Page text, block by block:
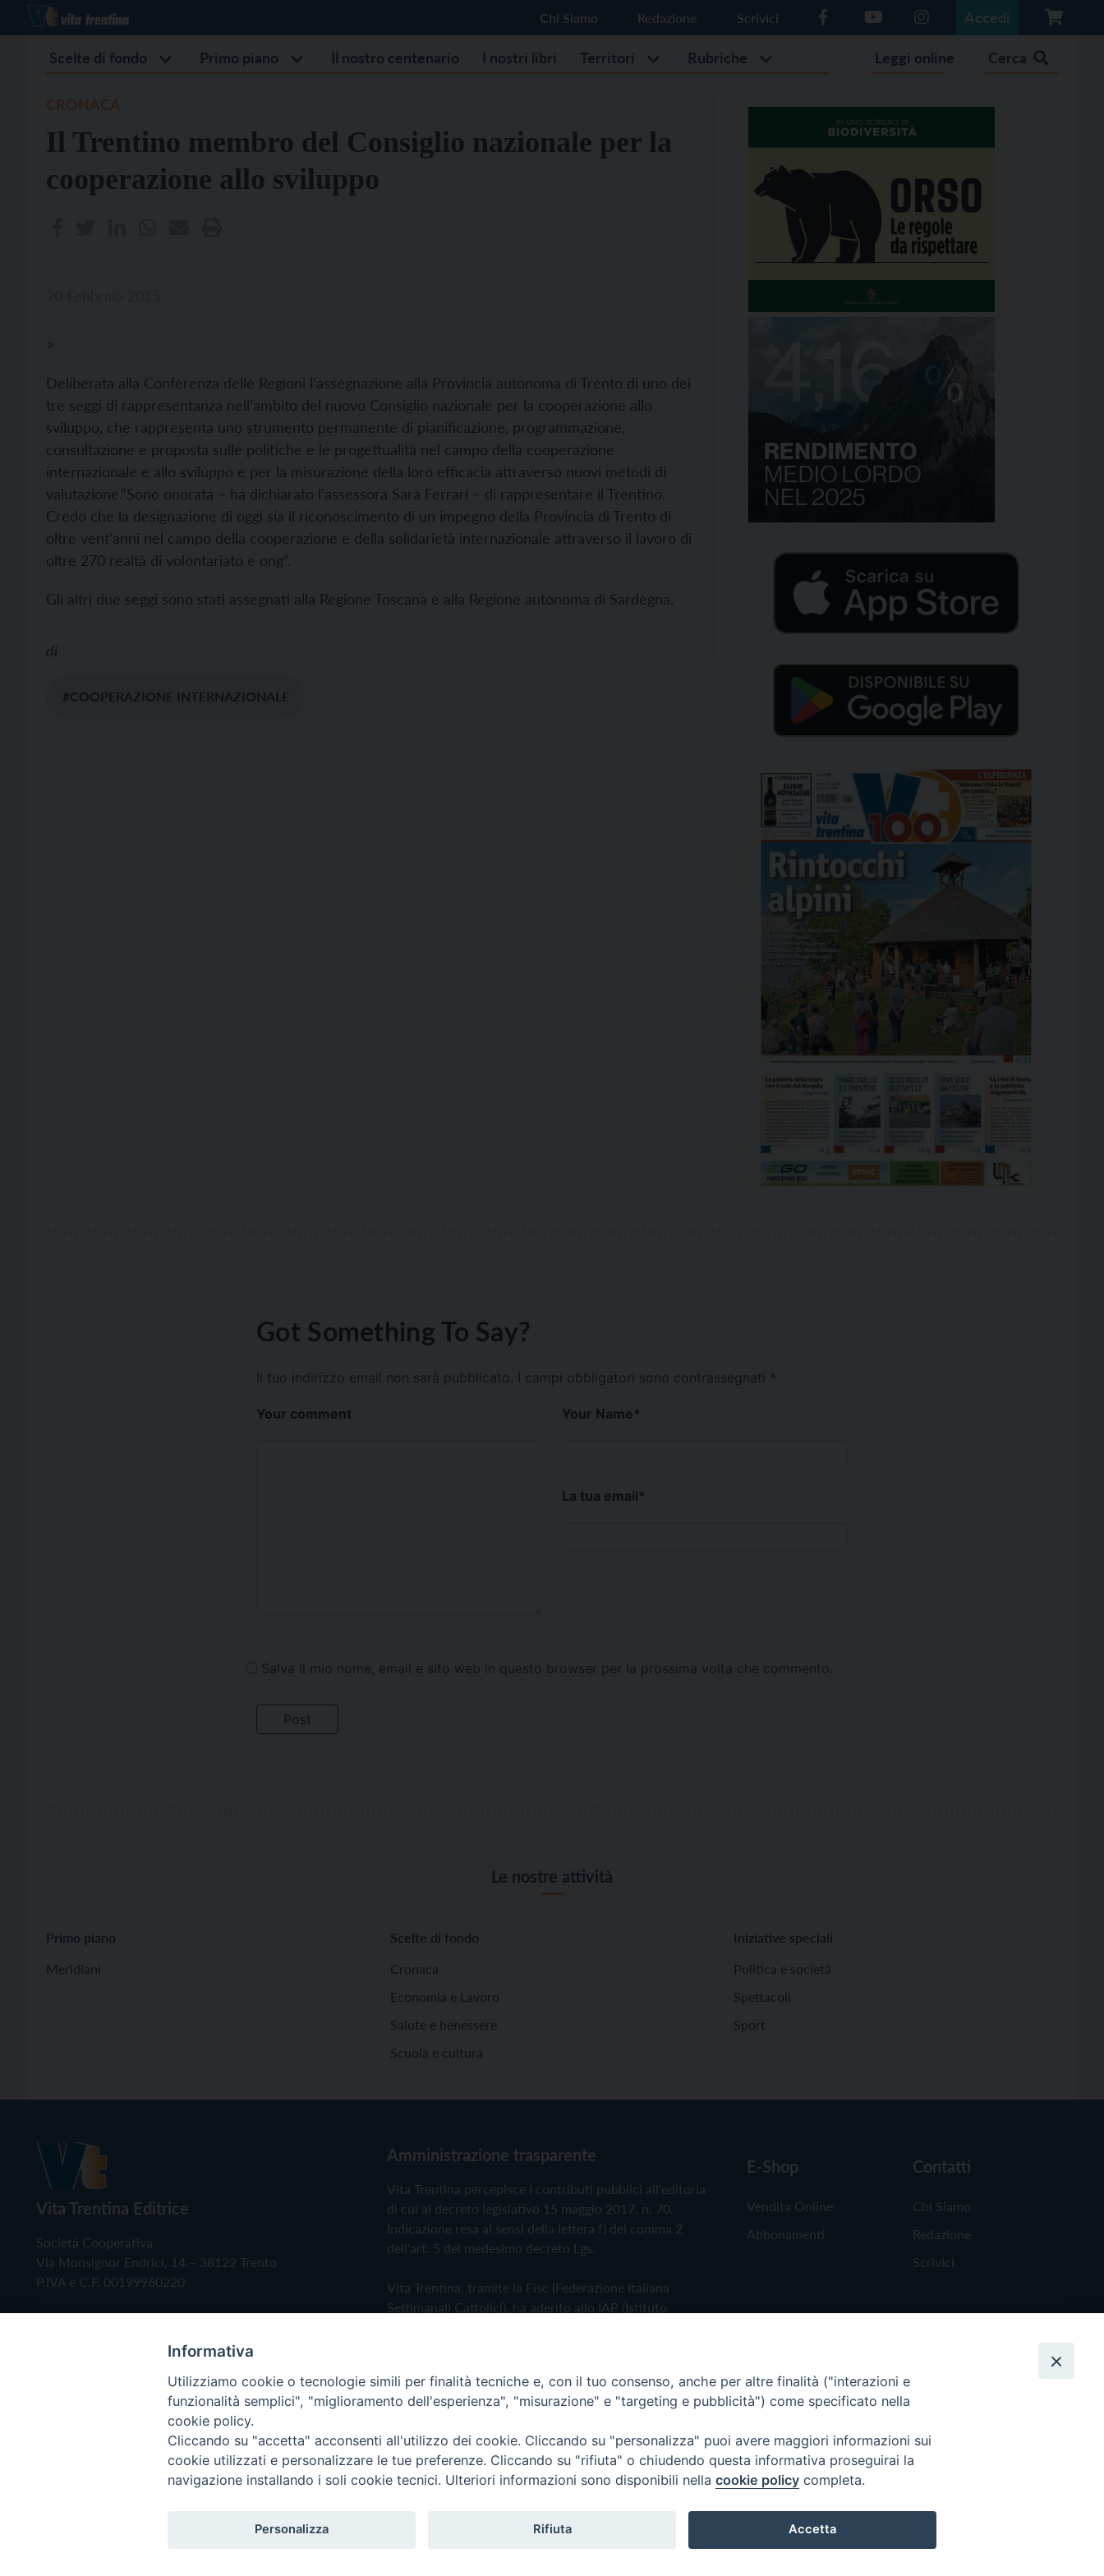
Chi Siamo Redazione Scrivici Accedi
Scelte di fondo Primo piano Il nostro centenario I nostri libri Territori Rubriche Leggi online Cerca
Il Trentino membro del Consiglio nazionale per la
cooperazione allo sviluppo
>
Deliberata alla Conferenza delle Regioni l’assegnazione alla Provincia autonoma di Trento di uno dei
tre seggi di rappresentanza nell’ambito del nuovo Consiglio nazionale per la cooperazione allo
sviluppo, che rappresenta uno strumento permanente di pianificazione, programmazione,
consultazione e proposta sulle politiche e le progettualità nel campo della cooperazione
internazionale e allo sviluppo e per la misurazione della loro efficacia attraverso nuovi metodi di
valutazione.“Sono onorata – ha dichiarato l’assessora Sara Ferrari – di rappresentare il Trentino.
Credo che la designazione di oggi sia il riconoscimento di un impegno della Provincia di Trento di
oltre vent’anni nel campo della cooperazione e della solidarietà internazionale attraverso il lavoro di
oltre 270 realtà di volontariato e ong”.
Gli altri due seggi sono stati assegnati alla Regione Toscana e alla Regione autonoma di Sardegna.
di
#COOPERAZIONE INTERNAZIONALE
Got Something To Say?
Il tuo indirizzo email non sarà pubblicato. I campi obbligatori sono contrassegnati *
Your comment Your Name*
La tua email*
Salva il mio nome, email e sito web in questo browser per la prossima volta che commento.
Le nostre attività
Primo piano
Meridiani
Scelte di fondo
Cronaca
Economia e Lavoro
Salute e benessere
Scuola e cultura
Iniziative speciali
Politica e società
Spettacoli
Sport
Vita Trentina Editrice
Società Cooperativa
Via Monsignor Endrici, 14 – 38122 Trento
P.IVA e C.F. 00199960220
Amministrazione trasparente
Vita Trentina percepisce i contributi pubblici all'editoria
di cui al decreto legislativo 15 maggio 2017, n. 70.
Indicazione resa ai sensi della lettera f) del comma 2
dell'art. 5 del medesimo decreto Lgs.
Vita Trentina, tramite la Fisc (Federazione Italiana
Settimanali Cattolici), ha aderito allo IAP (Istituto
Privacy Policy Cookie Policy
E-Shop
Vendita Online
Abbonamenti
Contatti
Chi Siamo
Redazione
Scrivici
Copyright © 2019 - Tutti i diritti riservati - Vita Trentina Editrice
Informativa
Utilizziamo cookie o tecnologie simili per finalità tecniche e, con il tuo consenso, anche per altre finalità ("interazioni e
funzionalità semplici", "miglioramento dell'esperienza", "misurazione" e "targeting e pubblicità") come specificato nella
cookie policy.
Cliccando su "accetta" acconsenti all'utilizzo dei cookie. Cliccando su "personalizza" puoi avere maggiori informazioni sui
cookie utilizzati e personalizzare le tue preferenze. Cliccando su "rifiuta" o chiudendo questa informativa proseguirai la
navigazione installando i soli cookie tecnici. Ulteriori informazioni sono disponibili nella cookie policy completa.
Personalizza Rifiuta Accetta